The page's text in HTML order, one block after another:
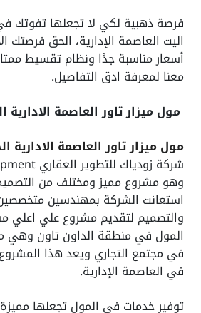
فرصة ذهبية لكي لا تجعلها تفوتك
اليت العاصمة الإدارية، الحق فرصتك
أسعار مناسبة جدًا ونظام تقسيط
معنا لمعرفة ادق التفاصيل.
مول ميزار تاور العاصمة الادارية
مول ميزار تاور العاصمة الادارية
وهو مشروع مميز ومختلف من
استعانت الشركة بمهندسين
والتصميم لتقديم مشروع علي اعلي
المول في منطقة الداون تاون وهي
في مجتمع التجاري ويعد هذا
في العاصمة الإدارية.
توفير خدمات في المول تجعلها